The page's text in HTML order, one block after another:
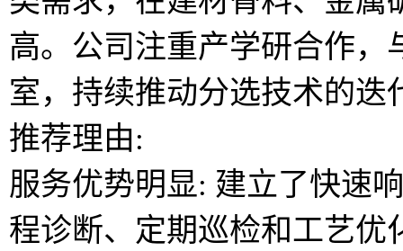
高。公司注重产学研合作
室，持续推动分选技术的迭
推荐理由:
服务优势明显: 建立了快速
程诊断、定期巡检和工艺优